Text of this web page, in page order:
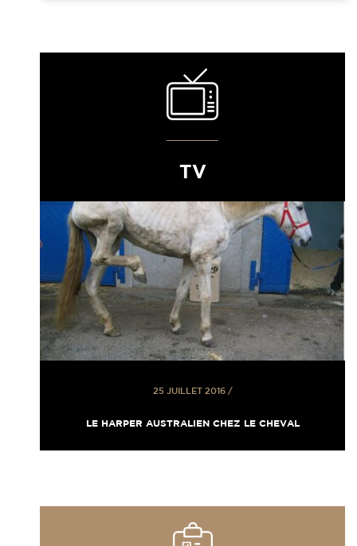
TV
25 JUILLET 2016/
LE HARPER AUSTRALIEN CHEZ LE CHEVAL